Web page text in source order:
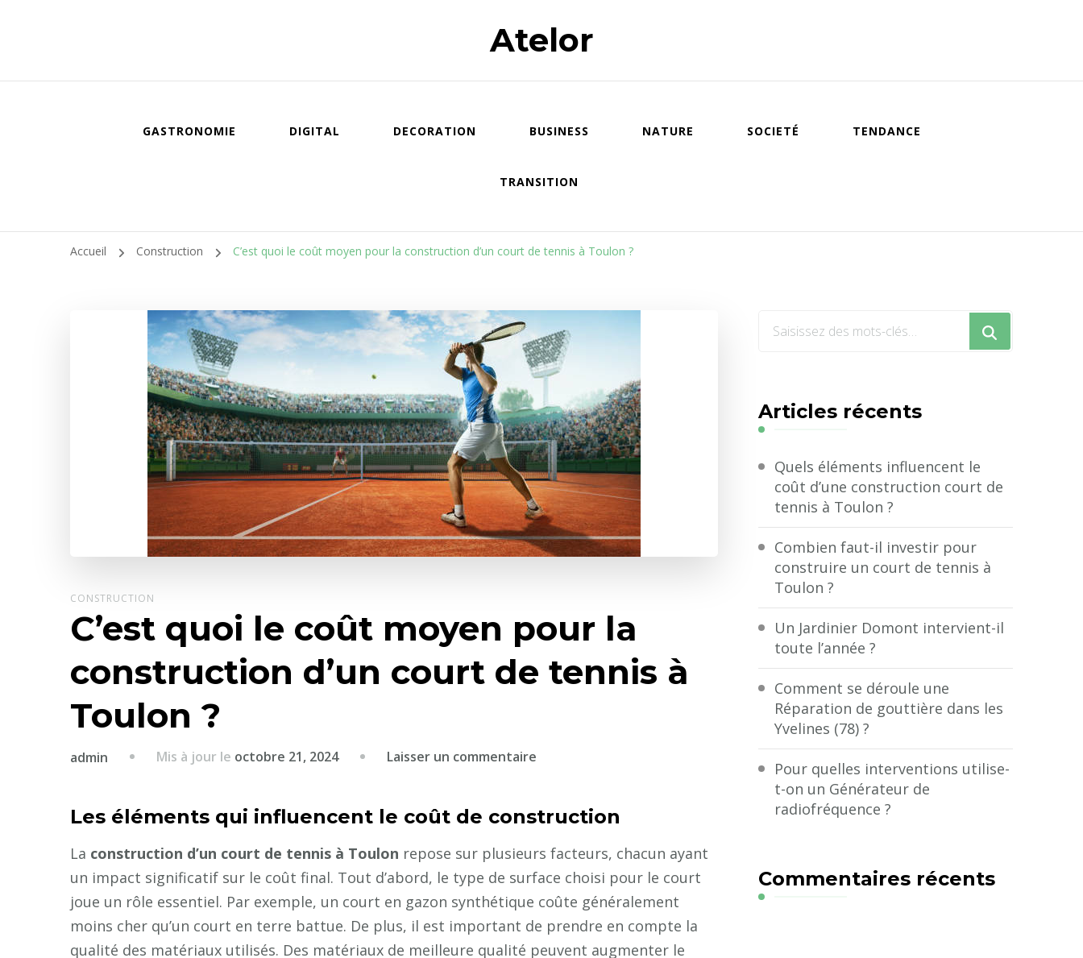
Atelor
GASTRONOMIE DIGITAL DECORATION BUSINESS NATURE SOCIETÉ TENDANCE
TRANSITION
Accueil Construction C’est quoi le coût moyen pour la construction d’un court de tennis à Toulon ?
CONSTRUCTION
C’est quoi le coût moyen pour la
construction d’un court de tennis à
Toulon ?
admin Mis à jour le octobre 21, 2024 Laisser un commentaire
le
moyen
pour
la
construction
d’un
Les éléments qui influencent le coût de construction
La construction d’un court de tennis à Toulon repose sur plusieurs facteurs, chacun ayant
un impact significatif sur le coût final. Tout d’abord, le type de surface choisi pour le court
joue un rôle essentiel. Par exemple, un court en gazon synthétique coûte généralement
moins cher qu’un court en terre battue. De plus, il est important de prendre en compte la
qualité des matériaux utilisés. Des matériaux de meilleure qualité peuvent augmenter le
Vous
?
Articles récents
Quels éléments influencent le
coût d’une construction court de
tennis à Toulon ?
Combien faut-il investir pour
construire un court de tennis à
Toulon ?
Un Jardinier Domont intervient-il
toute l’année ?
Comment se déroule une
Réparation de gouttière dans les
Yvelines (78) ?
Pour quelles interventions utilise-
t-on un Générateur de
radiofréquence ?
Commentaires récents